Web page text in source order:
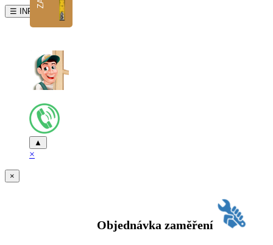
☰ INFO
▲
×
×
Objednávka zaměření